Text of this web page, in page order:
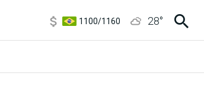
1100/1160
28°